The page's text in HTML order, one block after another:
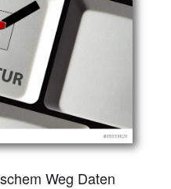
Weg Daten